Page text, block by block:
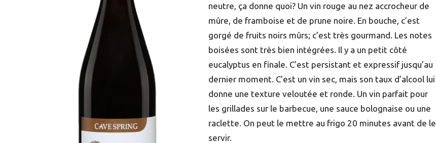
neutre, ça donne quoi? Un vin rouge au nez accrocheur de
mûre, de framboise et de prune noire. En bouche, c’est
gorgé de fruits noirs mûrs; c’est très gourmand. Les notes
boisées sont très bien intégrées. Il y a un petit côté
eucalyptus en finale. C’est persistant et expressif jusqu’au
dernier moment. C’est un vin sec, mais son taux d’alcool lui
donne une texture veloutée et ronde. Un vin parfait pour
les grillades sur le barbecue, une sauce bolognaise ou une
raclette. On peut le mettre au frigo 20 minutes avant de le
servir.